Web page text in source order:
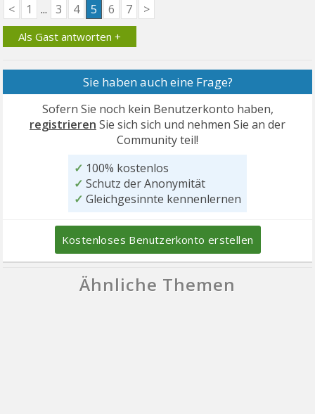
< 1 ... 3 4 5 6 7 >
Als Gast antworten +
Sie haben auch eine Frage?
Sofern Sie noch kein Benutzerkonto haben,
registrieren Sie sich sich und nehmen Sie an der
Community teil!
✓ 100% kostenlos
✓ Schutz der Anonymität
✓ Gleichgesinnte kennenlernen
Kostenloses Benutzerkonto erstellen
Ähnliche Themen